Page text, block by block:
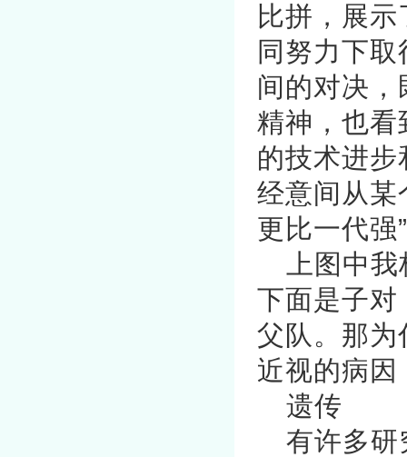
比拼，展示
同努力下
间的对决
精神，也看
的技术进
经意间从某
更比一代强
上图中
下面是子对
父队。那为
近视的病因
遗传
有许多研